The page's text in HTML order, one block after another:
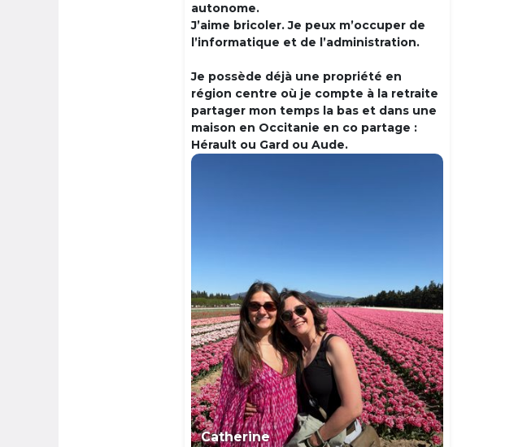
autonome.
J’aime bricoler. Je peux m’occuper de
l’informatique et de l’administration.
Je possède déjà une propriété en
région centre où je compte à la retraite
partager mon temps la bas et dans une
maison en Occitanie en co partage :
Hérault ou Gard ou Aude.
Catherine